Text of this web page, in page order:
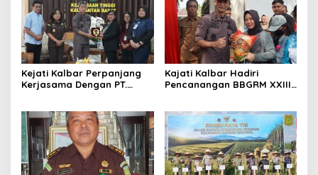
Kejati Kalbar Perpanjang
Kerjasama Dengan PT.
Kajati Kalbar Hadiri
Pencanangan BBGRM XXIII,
Kalimantan Barat Tahun
2026